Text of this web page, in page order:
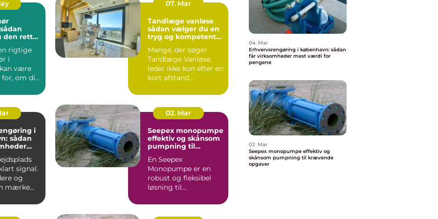
den rette
rigtige
i
være
for, om dit
07. Mar
Tandlæge vanløse
sådan vælger du en
tryg og kompetent
Mange, der søger
Tandlæge Vanløse,
leder ikke kun efter en
kort afstand
også have ...
i
sådan
signal.
og
mærke
02. Mar
Seepex monopumpe
effektiv og skånsom
pumpning til
En Seepex
Monopumpe er en
robust og fleksibel
løsning til
arbejder med
tyktflydend...
04. Mar
Erhvervsrengøring i københavn: sådan
får virksomheder mest værdi for
pengene
02. Mar
Seepex monopumpe effektiv og
skånsom pumpning til krævende
opgaver